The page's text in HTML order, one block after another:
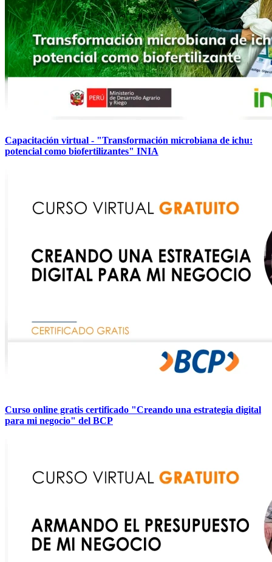
Capacitación virtual - "Transformación microbiana de ichu:
potencial como biofertilizantes" INIA
Curso online gratis certificado "Creando una estrategia digital
para mi negocio" del BCP